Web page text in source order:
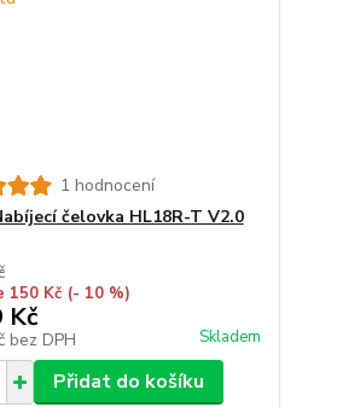
1 hodnocení
čelovka HL18R-T V2.0
150 Kč (- 10 %)
Kč
bez DPH Skladem
Přidat do košíku